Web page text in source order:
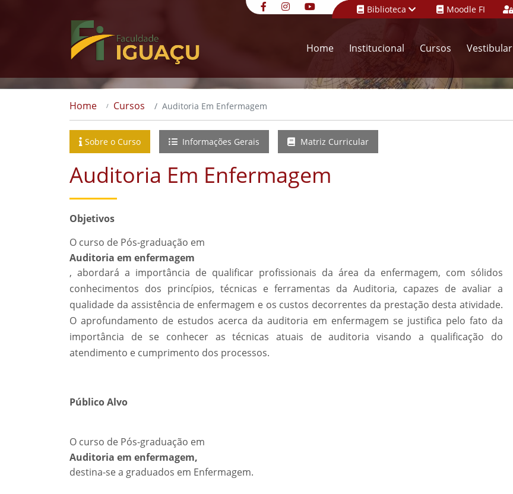
Biblioteca Moodle FI
Home Institucional Cursos Vestibular
Home Cursos Auditoria Em Enfermagem
Sobre o Curso Informações Gerais Matriz Curricular
Auditoria Em Enfermagem
Objetivos
O curso de Pós-graduação em
Auditoria em enfermagem
, abordará a importância de qualificar profissionais da área da enfermagem, com sólidos
conhecimentos dos princípios, técnicas e ferramentas da Auditoria, capazes de avaliar a
qualidade da assistência de enfermagem e os custos decorrentes da prestação desta atividade.
O aprofundamento de estudos acerca da auditoria em enfermagem se justifica pelo fato da
importância de se conhecer as técnicas atuais de auditoria visando a qualificação do
atendimento e cumprimento dos processos.
Público Alvo
O curso de Pós-graduação em
Auditoria em enfermagem,
destina-se a graduados em Enfermagem.